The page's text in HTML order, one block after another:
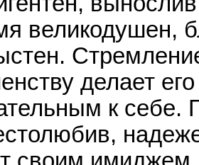
великодушен,
делает его
к себе.